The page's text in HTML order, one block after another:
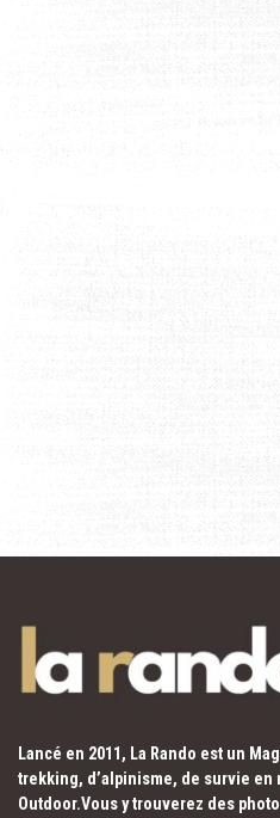
Lancé en 2011, La Rando est un
trekking, d’alpinisme, de survie
Outdoor.Vous y trouverez des